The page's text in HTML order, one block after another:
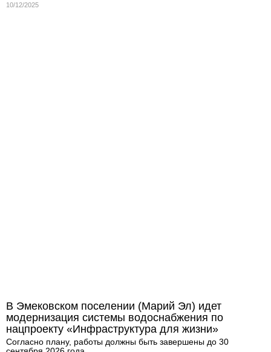
10/12/2025
В Эмековском поселении (Марий Эл) идет
модернизация системы водоснабжения по
нацпроекту «Инфраструктура для жизни»
Согласно плану, работы должны быть завершены до 30